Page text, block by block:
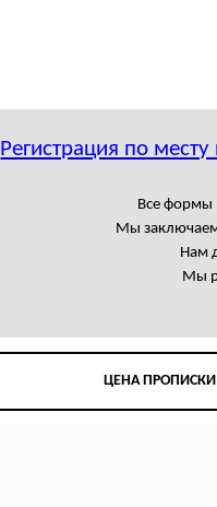
Регистрация по
Все формы
Мы
Нам
Мы
ЦЕНА ПРОПИСКИ